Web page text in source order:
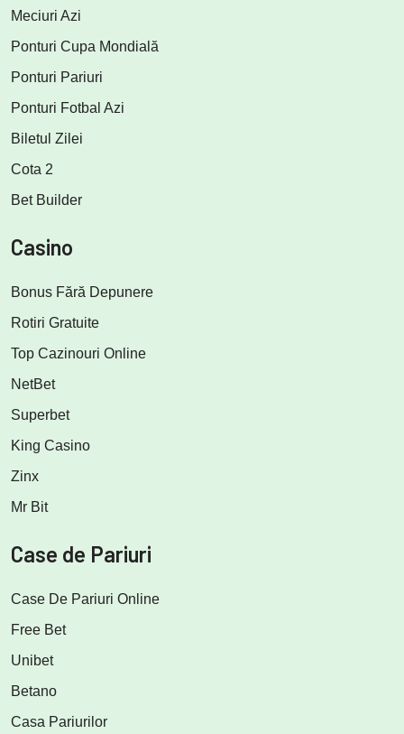
Meciuri Azi
Ponturi Cupa Mondială
Ponturi Pariuri
Ponturi Fotbal Azi
Biletul Zilei
Cota 2
Bet Builder
Casino
Bonus Fără Depunere
Rotiri Gratuite
Top Cazinouri Online
NetBet
Superbet
King Casino
Zinx
Mr Bit
Case de Pariuri
Case De Pariuri Online
Free Bet
Unibet
Betano
Casa Pariurilor